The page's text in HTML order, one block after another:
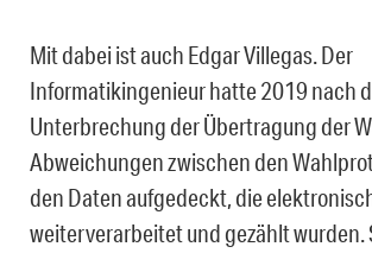
Mit dabei ist auch Edgar Villegas. Der
Informatikingenieur hatte 2019 nach
Unterbrechung der Übertragung der
Abweichungen zwischen den
den Daten aufgedeckt, die
weiterverarbeitet und gezählt wurden.